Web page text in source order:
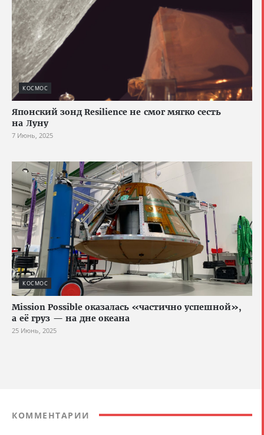
КОСМОС
Японский зонд Resilience не смог мягко сесть
на Луну
7 Июнь, 2025
КОСМОС
Mission Possible оказалась «частично успешной»,
а её груз — на дне океана
25 Июнь, 2025
КОММЕНТАРИИ